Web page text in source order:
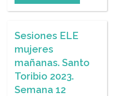
Sesiones ELE
mujeres
mañanas. Santo
Toribio 2023.
Semana 12